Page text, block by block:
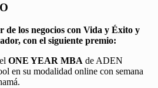
de los negocios con Vida y Éxito y
con el siguiente premio:
ONE YEAR MBA de ADEN
en su modalidad online con semana